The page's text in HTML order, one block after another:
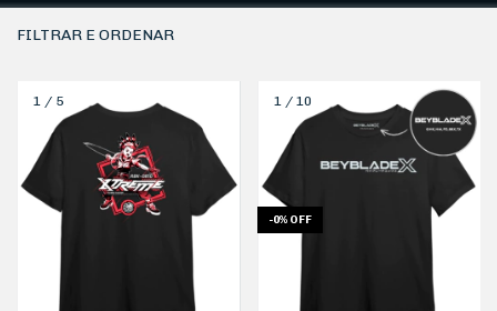
FILTRAR E ORDENAR
1 / 5 1/ 10
-0% OFF